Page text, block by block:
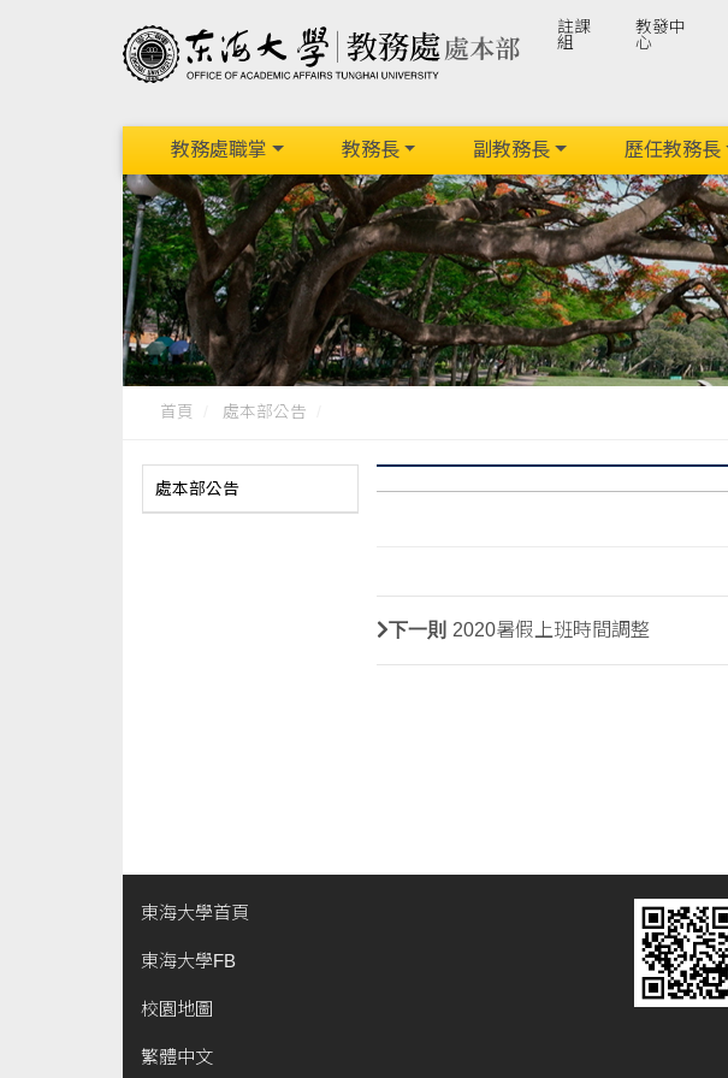
註課
組
教發中
心
教務處職掌 教務長 副教務長 歷任教務長
首頁 處本部公告
處本部公告
下一則 2020暑假上班時間調整
東海大學首頁
東海大學FB
校園地圖
繁體中文